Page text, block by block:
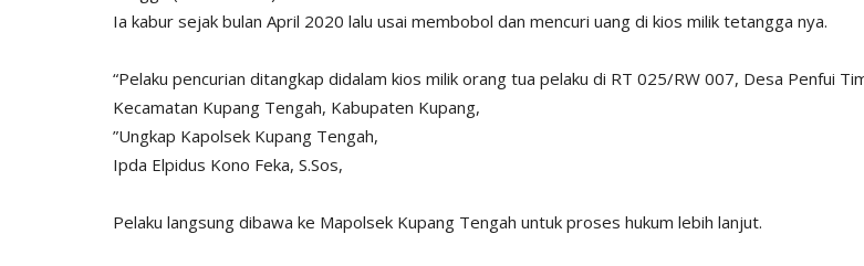
Ia kabur sejak bulan April 2020 lalu usai membobol dan mencuri uang di kios milik tetangga nya.
“Pelaku pencurian ditangkap didalam kios milik orang tua pelaku di RT 025/RW 007, Desa Penfui
Kecamatan Kupang Tengah, Kabupaten Kupang,
”Ungkap Kapolsek Kupang Tengah,
Ipda Elpidus Kono Feka, S.Sos,
Pelaku langsung dibawa ke Mapolsek Kupang Tengah untuk proses hukum lebih lanjut.